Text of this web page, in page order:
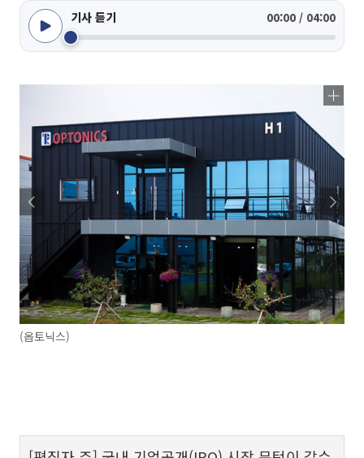
기사 듣기 00:00 / 04:00
(옵토닉스)